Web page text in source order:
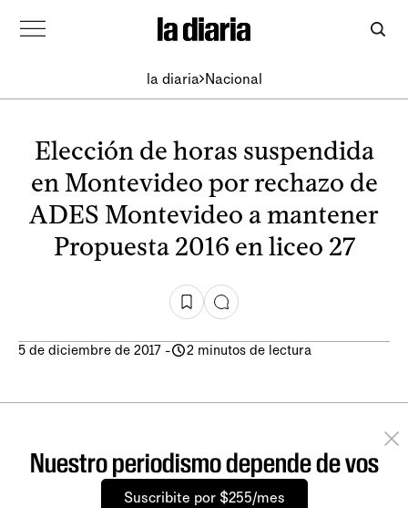
la diaria Nacional
Elección de horas suspendida
en Montevideo por rechazo de
ADES Montevideo a mantener
Propuesta 2016 en liceo 27
5 de diciembre de 2017 - 2 minutos de lectura
Nuestro periodismo depende de vos
Suscribite por $255/mes